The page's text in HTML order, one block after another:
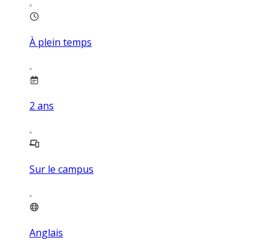
À plein temps
2 ans
Sur le campus
Anglais